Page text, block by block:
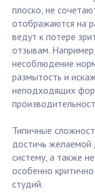
плоско, не
отображаются на
ведут к потере
отзывам.
несоблюдение
размытость и
неподходящих
Типичные
достичь желаемой
систему, а также
особенно
студий.